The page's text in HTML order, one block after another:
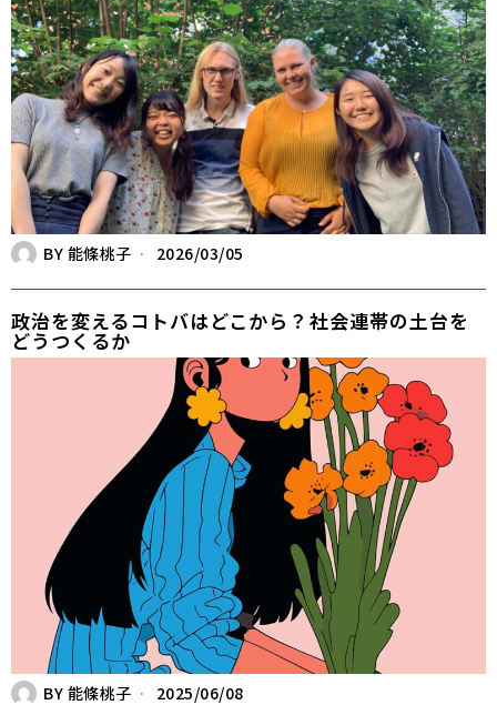
BY 能條桃子 2026/03/05
政治を変えるコトバはどこから？――社会連帯の土台を
どうつくるか
BY 能條桃子 2025/06/08